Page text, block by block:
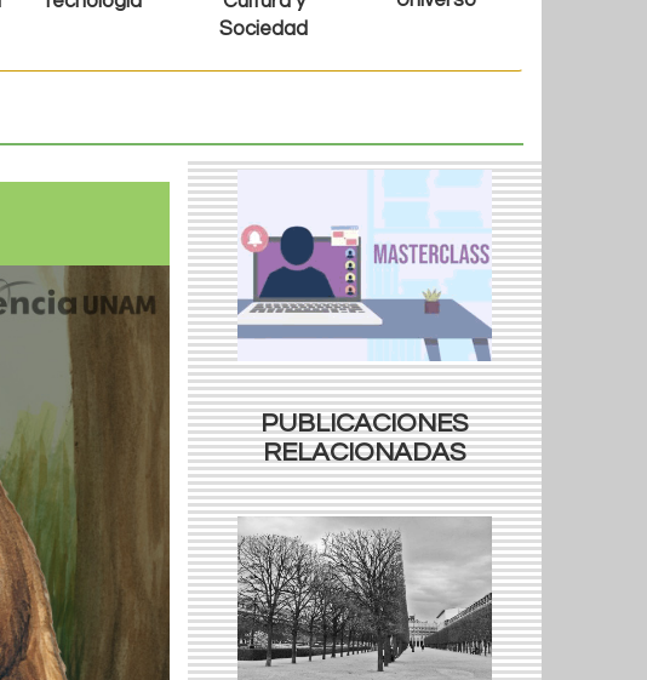
Sociedad
PUBLICACIONES
RELACIONADAS